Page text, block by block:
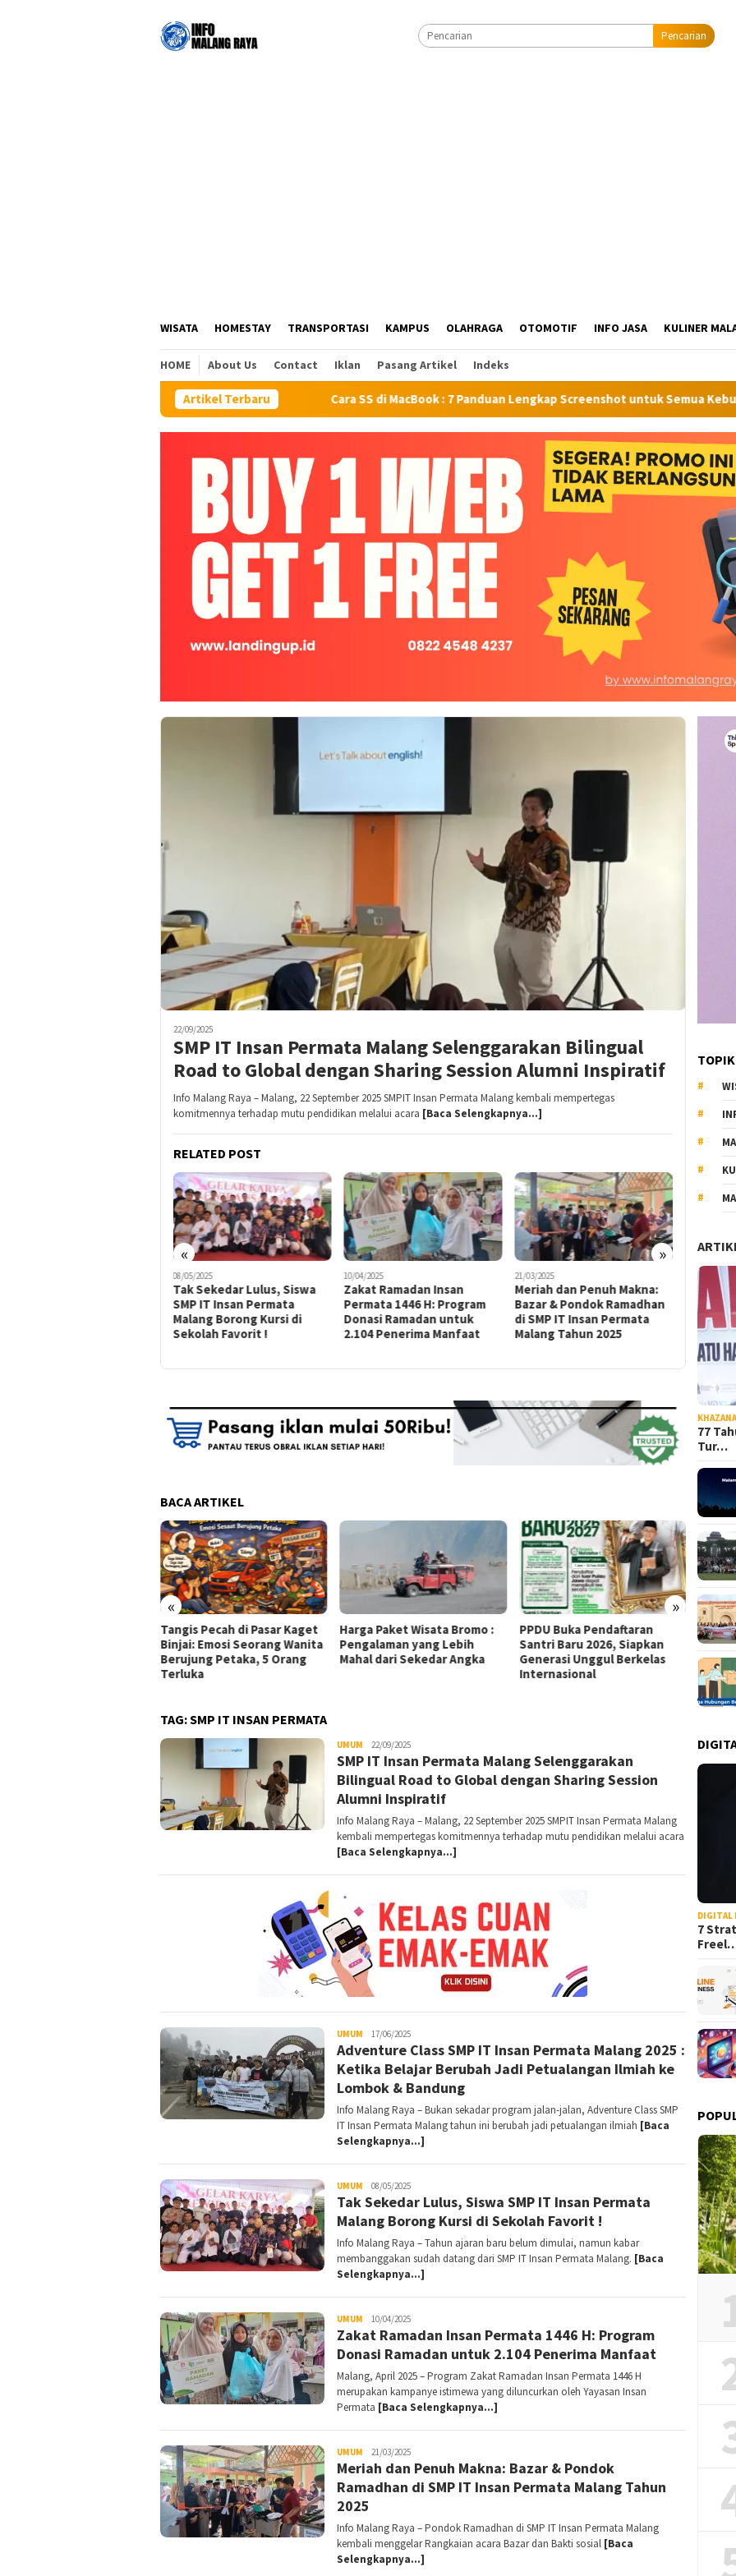
konten
Pencarian
WISATA HOMESTAY TRANSPORTASI KAMPUS OLAHRAGA OTOMOTIF INFO JASA KULINER
HOME About Us Contact Iklan Pasang Artikel Indeks
Artikel TerbaruCara SS di MacBook : 7 Panduan Lengkap Screenshot untuk Semua Kebutuhan
22/09/2025
SMP IT Insan Permata Malang Selenggarakan Bilingual
Road to Global dengan Sharing Session Alumni Inspiratif
Info Malang Raya – Malang, 22 September 2025 SMPIT Insan Permata Malang kembali mempertegas
komitmennya terhadap mutu pendidikan melalui acara [Baca Selengkapnya…]
RELATED POST
« »
08/05/2025
Tak Sekedar Lulus, Siswa
SMP IT Insan Permata
Malang Borong Kursi di
Sekolah Favorit !
10/04/2025
Zakat Ramadan Insan
Permata 1446 H: Program
Donasi Ramadan untuk
2.104 Penerima Manfaat
21/03/2025
Meriah dan Penuh Makna:
Bazar & Pondok Ramadhan
di SMP IT Insan Permata
Malang Tahun 2025
17/06/2025
Insan
: Ketika
Jadi
BACA ARTIKEL
« »
Tangis Pecah di Pasar Kaget
Binjai: Emosi Seorang Wanita
Berujung Petaka, 5 Orang
Terluka
Harga Paket Wisata Bromo :
Pengalaman yang Lebih
Mahal dari Sekedar Angka
PPDU Buka Pendaftaran
Santri Baru 2026, Siapkan
Generasi Unggul Berkelas
Internasional
4 Tips
TAG:SMP IT INSAN PERMATA
UMUM Danin
22/09/2025
SMP IT Insan Permata Malang Selenggarakan
Bilingual Road to Global dengan Sharing Session
Alumni Inspiratif
Info Malang Raya – Malang, 22 September 2025 SMPIT Insan Permata Malang
kembali mempertegas komitmennya terhadap mutu pendidikan melalui acara
[Baca Selengkapnya…]
UMUM Danin
17/06/2025
Adventure Class SMP IT Insan Permata Malang 2025 :
Ketika Belajar Berubah Jadi Petualangan Ilmiah ke
Lombok & Bandung
Info Malang Raya – Bukan sekadar program jalan-jalan, Adventure Class SMP
IT Insan Permata Malang tahun ini berubah jadi petualangan ilmiah [Baca
Selengkapnya…]
UMUM Danin
08/05/2025
Tak Sekedar Lulus, Siswa SMP IT Insan Permata
Malang Borong Kursi di Sekolah Favorit !
Info Malang Raya – Tahun ajaran baru belum dimulai, namun kabar
membanggakan sudah datang dari SMP IT Insan Permata Malang. [Baca
Selengkapnya…]
UMUM Putri
10/04/2025
Zakat Ramadan Insan Permata 1446 H: Program
Donasi Ramadan untuk 2.104 Penerima Manfaat
Malang, April 2025 – Program Zakat Ramadan Insan Permata 1446 H
merupakan kampanye istimewa yang diluncurkan oleh Yayasan Insan
Permata [Baca Selengkapnya…]
UMUM Danin
21/03/2025
Meriah dan Penuh Makna: Bazar & Pondok
Ramadhan di SMP IT Insan Permata Malang Tahun
2025
Info Malang Raya – Pondok Ramadhan di SMP IT Insan Permata Malang
kembali menggelar Rangkaian acara Bazar dan Bakti sosial [Baca
Selengkapnya…]
77
Tur…
DIGITAL
7